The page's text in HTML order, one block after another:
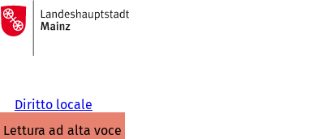
Vai al contenuto
Alla
pagina
iniziale
Diritto locale
lettura ad alta voce